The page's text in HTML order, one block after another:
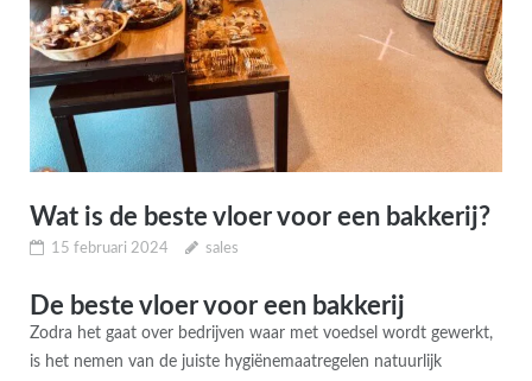
Wat is de beste vloer voor een bakkerij?
15 februari 2024 sales
De beste vloer voor een bakkerij
Zodra het gaat over bedrijven waar met voedsel wordt gewerkt,
is het nemen van de juiste hygiënemaatregelen natuurlijk